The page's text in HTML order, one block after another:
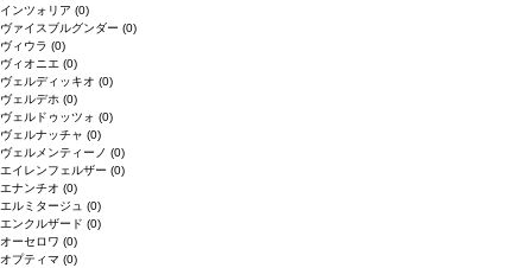
インツォリア (0)
ヴァイスブルグンダー (0)
ヴィウラ (0)
ヴィオニエ (0)
ヴェルディッキオ (0)
ヴェルデホ (0)
ヴェルドゥッツォ (0)
ヴェルナッチャ (0)
ヴェルメンティーノ (0)
エイレンフェルザー (0)
エナンチオ (0)
エルミタージュ (0)
エンクルザード (0)
オーセロワ (0)
オプティマ (0)